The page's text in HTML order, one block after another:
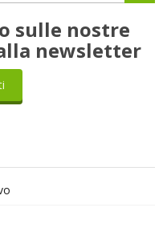
sulle nostre
newsletter